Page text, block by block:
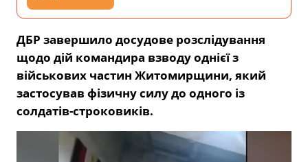
ДБР завершило досудове розслідування
щодо дій командира взводу однієї з
військових частин Житомирщини, який
застосував фізичну силу до одного із
солдатів-строковиків.